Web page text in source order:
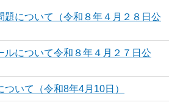
題について（令和８年４月２８日公
ルについて令和８年４月２７日公
いて（令和8年4月10日）